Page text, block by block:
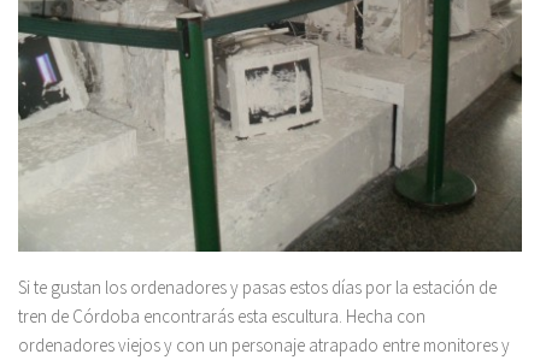
Si te gustan los ordenadores y pasas estos días por la estación de
tren de Córdoba encontrarás esta escultura. Hecha con
ordenadores viejos y con un personaje atrapado entre monitores y